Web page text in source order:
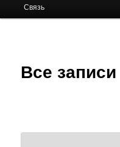
Связь
Все записи